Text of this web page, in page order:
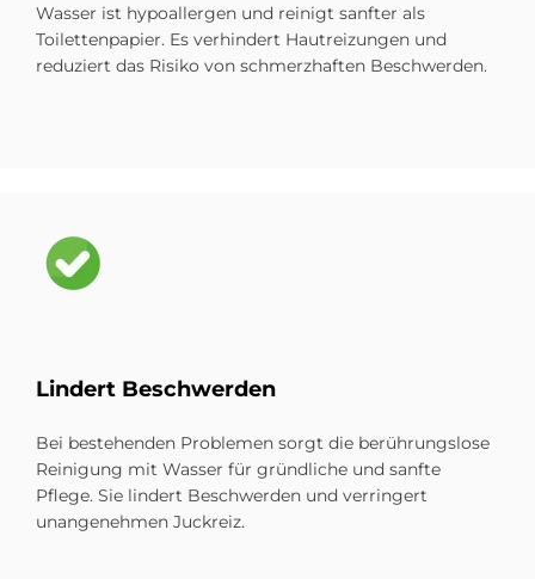
Wasser ist hypoallergen und reinigt sanfter als
Toilettenpapier. Es verhindert Hautreizungen und
reduziert das Risiko von schmerzhaften Beschwerden.
Bild
Lin­dert Be­schwer­den
Bei bestehenden Problemen sorgt die berührungslose
Reinigung mit Wasser für gründliche und sanfte
Pflege. Sie lindert Beschwerden und verringert
unangenehmen Juckreiz.